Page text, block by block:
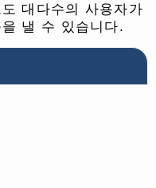
대다수의 사용자가
낼 수 있습니다.